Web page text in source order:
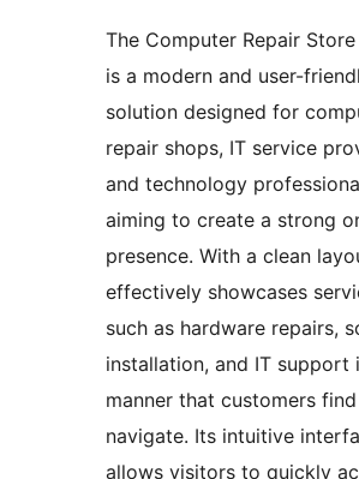
The Computer Repair
is a modern and user-
solution designed for
repair shops, IT service
and technology
aiming to create a strong
presence. With a clean
effectively showcases
such as hardware repairs,
installation, and IT support
manner that customers
navigate. Its intuitive
allows visitors to quickly